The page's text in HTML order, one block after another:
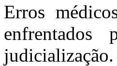
Erros